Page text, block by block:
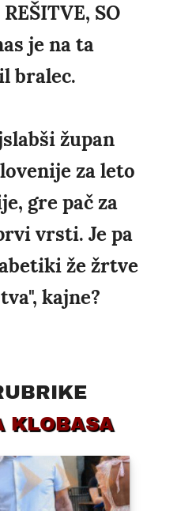
SO
je na ta
bralec.
župan
za leto
gre pač za
vrsti. Je pa
že žrtve
kajne?
KLOBASA